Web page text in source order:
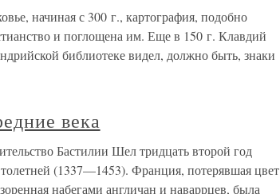
начиная с 300 г., картография, подобно
и поглощена им. Еще в 150 г. Клавдий
библиотеке видел, должно быть, знаки
века
Бастилии Шел тридцать второй год
(1337—1453). Франция, потерявшая цвет
набегами англичан и наваррцев, была